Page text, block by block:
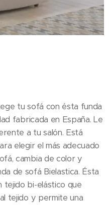
tu sofá con ésta funda
fabricada en España. Le
a tu salón. Está
elegir el más adecuado
cambia de color y
de sofá Bielastica. Ésta
tejido bi-elástico que
tejido y permite una